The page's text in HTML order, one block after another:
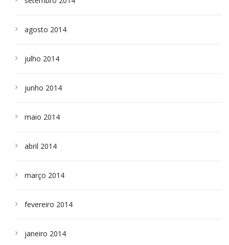
agosto 2014
julho 2014
junho 2014
maio 2014
abril 2014
março 2014
fevereiro 2014
janeiro 2014